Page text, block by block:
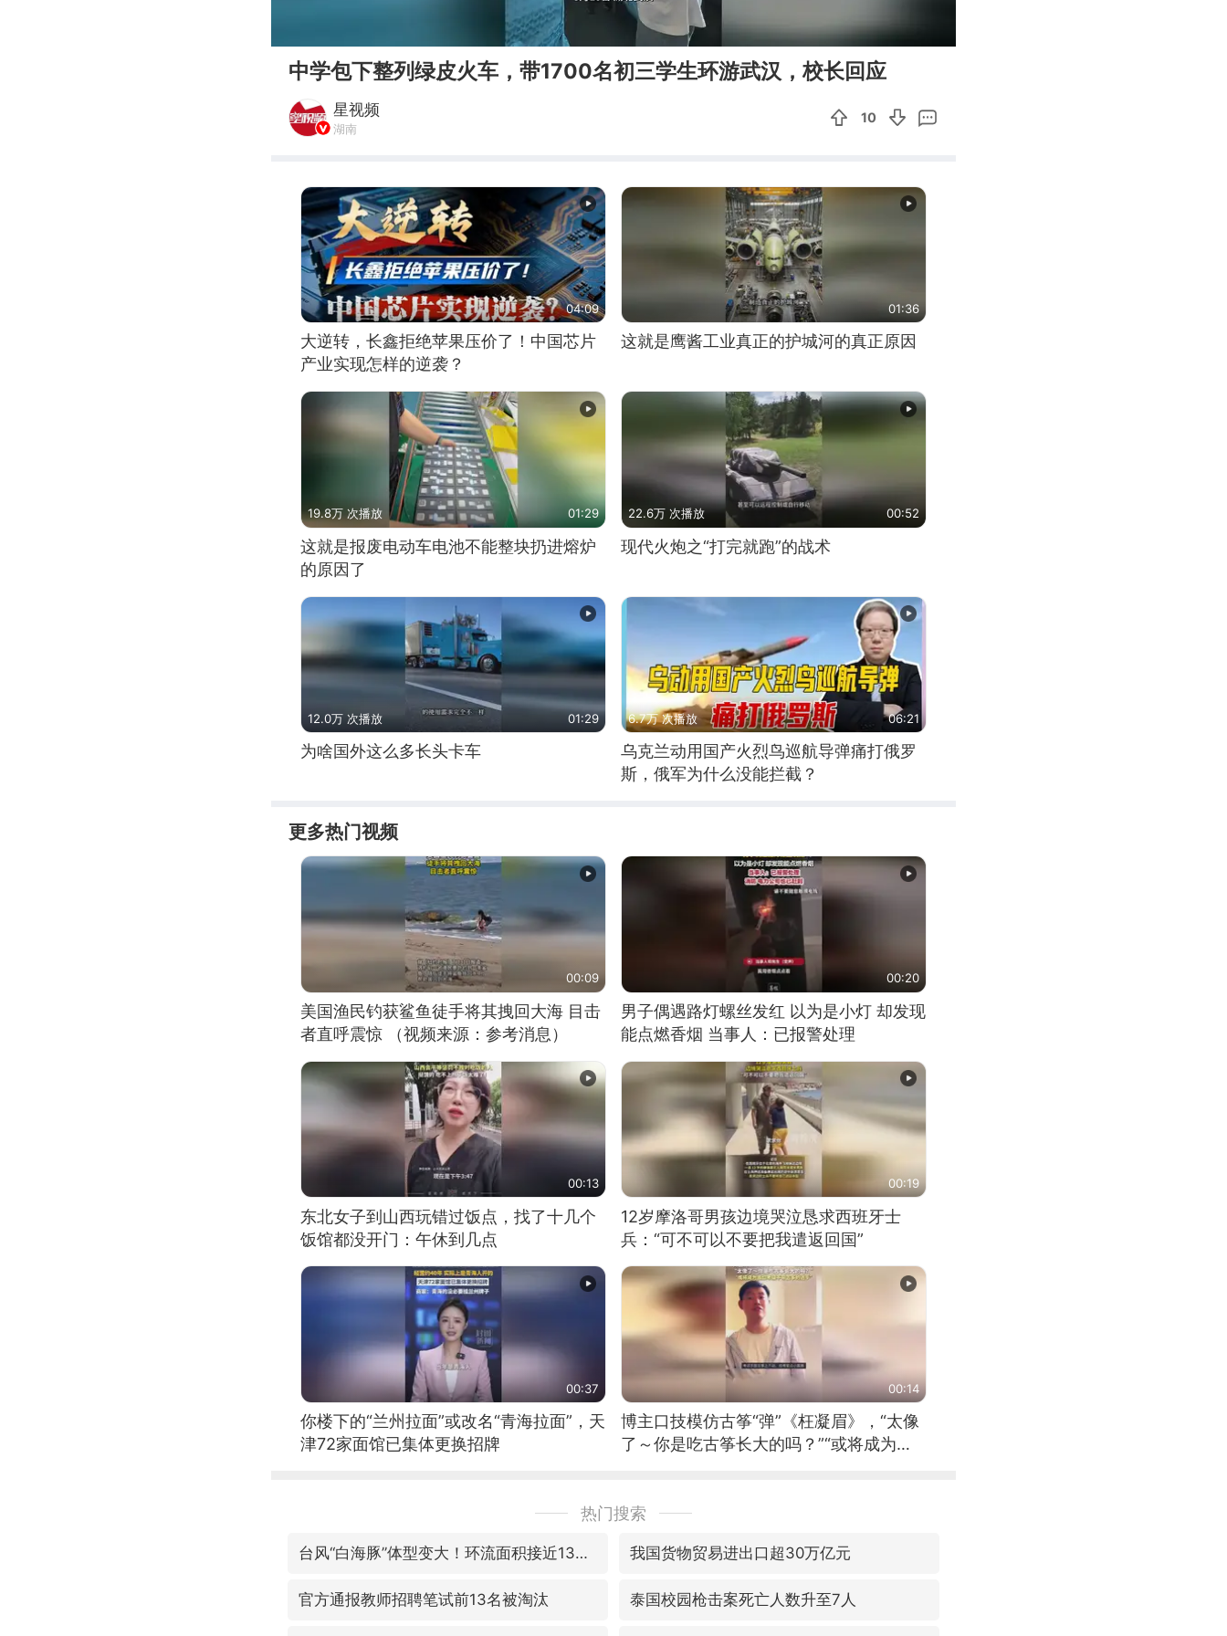
00:18
中学包下整列绿皮火车，带1700名初三学生环游武汉，校长回应
星视频
湖南
10
04:09
大逆转，长鑫拒绝苹果压价了！中国芯片
产业实现怎样的逆袭？
01:36
这就是鹰酱工业真正的护城河的真正原因
19.8万 次播放 01:29
这就是报废电动车电池不能整块扔进熔炉
的原因了
22.6万 次播放 00:52
现代火炮之“打完就跑”的战术
12.0万 次播放 01:29
为啥国外这么多长头卡车
6.7万 次播放 06:21
乌克兰动用国产火烈鸟巡航导弹痛打俄罗
斯，俄军为什么没能拦截？
更多热门视频
00:09
美国渔民钓获鲨鱼徒手将其拽回大海 目击
者直呼震惊 （视频来源：参考消息）
00:20
男子偶遇路灯螺丝发红 以为是小灯 却发现
能点燃香烟 当事人：已报警处理
00:13
东北女子到山西玩错过饭点，找了十几个
饭馆都没开门：午休到几点
00:19
12岁摩洛哥男孩边境哭泣恳求西班牙士
兵：“可不可以不要把我遣返回国”
00:37
你楼下的“兰州拉面”或改名“青海拉面”，天
津72家面馆已集体更换招牌
00:14
博主口技模仿古筝“弹”《枉凝眉》，“太像
了～你是吃古筝长大的吗？”“或将成为首
热门搜索
台风“白海豚”体型变大！环流面积接近13个浙江那么大 我国货物贸易进出口超30万亿元
官方通报教师招聘笔试前13名被淘汰 泰国校园枪击案死亡人数升至7人